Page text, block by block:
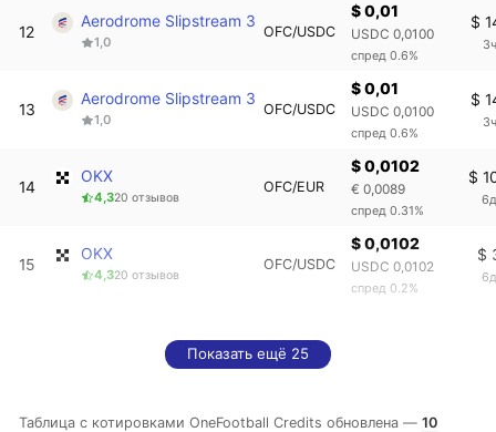
12
Aerodrome Slipstream 3
1,0
OFC/USDC
$ 0,01
USDC 0,0100
спред 0.6%
$
13
Aerodrome Slipstream 3
1,0
OFC/USDC
$ 0,01
USDC 0,0100
спред 0.6%
$
14
OKX
4,320 отзывов
OFC/EUR
$ 0,0102
€ 0,0089
спред 0.31%
$
15
OKX
4,320 отзывов
OFC/USDC
$ 0,0102
USDC 0,0102
спред 0.2%
$
Показать ещё 25
Таблица с котировками OneFootball Credits обновлена —10